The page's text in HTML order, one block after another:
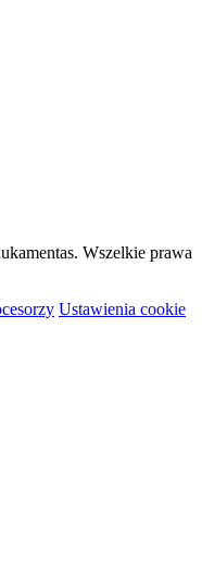
Wszelkie prawa
Ustawienia cookie